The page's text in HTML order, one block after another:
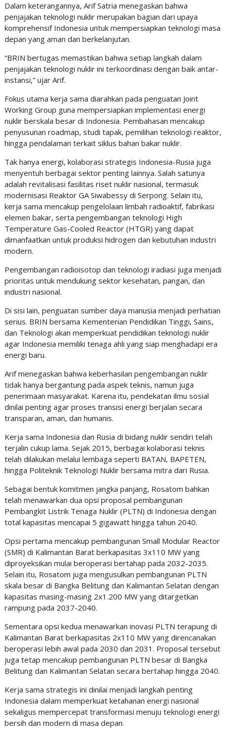
Dalam keterangannya, Arif Satria menegaskan bahwa
penjajakan teknologi nuklir merupakan bagian dari upaya
komprehensif Indonesia untuk mempersiapkan teknologi masa
depan yang aman dan berkelanjutan.
“BRIN bertugas memastikan bahwa setiap langkah dalam
penjajakan teknologi nuklir ini terkoordinasi dengan baik antar-
instansi,” ujar Arif.
Fokus utama kerja sama diarahkan pada penguatan Joint
Working Group guna mempersiapkan implementasi energi
nuklir berskala besar di Indonesia. Pembahasan mencakup
penyusunan roadmap, studi tapak, pemilihan teknologi reaktor,
hingga pendalaman terkait siklus bahan bakar nuklir.
Tak hanya energi, kolaborasi strategis Indonesia-Rusia juga
menyentuh berbagai sektor penting lainnya. Salah satunya
adalah revitalisasi fasilitas riset nuklir nasional, termasuk
modernisasi Reaktor GA Siwabessy di Serpong. Selain itu,
kerja sama mencakup pengelolaan limbah radioaktif, fabrikasi
elemen bakar, serta pengembangan teknologi High
Temperature Gas-Cooled Reactor (HTGR) yang dapat
dimanfaatkan untuk produksi hidrogen dan kebutuhan industri
modern.
Pengembangan radioisotop dan teknologi iradiasi juga menjadi
prioritas untuk mendukung sektor kesehatan, pangan, dan
industri nasional.
Di sisi lain, penguatan sumber daya manusia menjadi perhatian
serius. BRIN bersama Kementerian Pendidikan Tinggi, Sains,
dan Teknologi akan memperkuat pendidikan teknologi nuklir
agar Indonesia memiliki tenaga ahli yang siap menghadapi era
energi baru.
Arif menegaskan bahwa keberhasilan pengembangan nuklir
tidak hanya bergantung pada aspek teknis, namun juga
penerimaan masyarakat. Karena itu, pendekatan ilmu sosial
dinilai penting agar proses transisi energi berjalan secara
transparan, aman, dan humanis.
Kerja sama Indonesia dan Rusia di bidang nuklir sendiri telah
terjalin cukup lama. Sejak 2015, berbagai kolaborasi teknis
telah dilakukan melalui lembaga seperti BATAN, BAPETEN,
hingga Politeknik Teknologi Nuklir bersama mitra dari Rusia.
Sebagai bentuk komitmen jangka panjang, Rosatom bahkan
telah menawarkan dua opsi proposal pembangunan
Pembangkit Listrik Tenaga Nuklir (PLTN) di Indonesia dengan
total kapasitas mencapai 5 gigawatt hingga tahun 2040.
Opsi pertama mencakup pembangunan Small Modular Reactor
(SMR) di Kalimantan Barat berkapasitas 3x110 MW yang
diproyeksikan mulai beroperasi bertahap pada 2032-2035.
Selain itu, Rosatom juga mengusulkan pembangunan PLTN
skala besar di Bangka Belitung dan Kalimantan Selatan dengan
kapasitas masing-masing 2x1.200 MW yang ditargetkan
rampung pada 2037-2040.
Sementara opsi kedua menawarkan inovasi PLTN terapung di
Kalimantan Barat berkapasitas 2x110 MW yang direncanakan
beroperasi lebih awal pada 2030 dan 2031. Proposal tersebut
juga tetap mencakup pembangunan PLTN besar di Bangka
Belitung dan Kalimantan Selatan secara bertahap hingga 2040.
Kerja sama strategis ini dinilai menjadi langkah penting
Indonesia dalam memperkuat ketahanan energi nasional
sekaligus mempercepat transformasi menuju teknologi energi
bersih dan modern di masa depan.